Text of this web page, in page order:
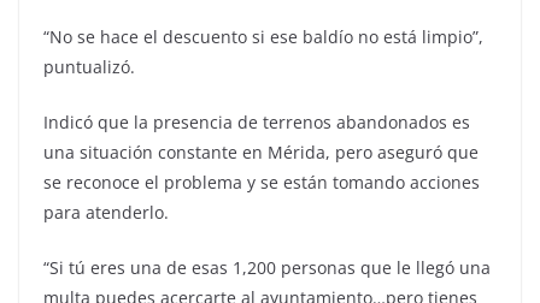
“No se hace el descuento si ese baldío no está limpio”,
puntualizó.
Indicó que la presencia de terrenos abandonados es
una situación constante en Mérida, pero aseguró que
se reconoce el problema y se están tomando acciones
para atenderlo.
“Si tú eres una de esas 1,200 personas que le llegó una
multa puedes acercarte al ayuntamiento…pero tienes